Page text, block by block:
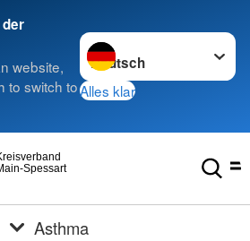
website,
to switch to
Sprache wechseln zu
Alles klar
Spessart
Asthma